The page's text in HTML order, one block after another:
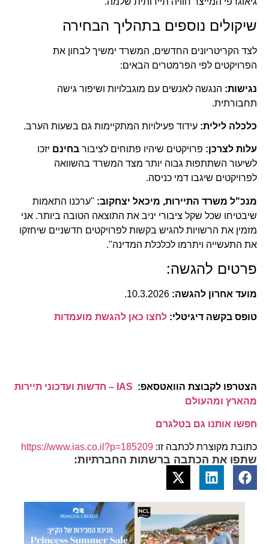
שיקולים נוספים בתהליך הבחירה
לצד הקריטריונים החדשים, המשרד ימשיך לבחון את
הפרויקטים לפי הפרמטרים הבאים:
נגישות: הנגשה לאנשים עם מוגבלויות ושיפור גישה
תחבורתית.
כלכלה לילית: עידוד פעילויות המתקיימות גם בשעות הערב.
עלות לצרכן: פרויקטים שיהיו פתוחים לציבור בחינם יזכו
לשיעור השתתפות גבוה יותר מצד המשרד בהשוואה
לפרויקטים שיגבו דמי כניסה.
מנכ"ל משרד התיירות, מיכאל יצחקוב: "ערכנו התאמות
שיבטיחו שכל שקל ציבורי יניב את התוצאה הטובה ביותר. אני
מזמין את הרשויות להגיש בקשות לפרויקטים חדשניים שיחזקו
את התעשייה ויתרמו לכלכלת המדינה".
פרטים להגשה:
מועד אחרון להגשה:
טופס בקשה דיגיטלי: לחצו כאן להגשת מועמדות
הצטרפו לקבוצת הוואטסאפ:
IAS – חדשות ועדכוני תיירות
מהארץ ומהעולם
חפשו אותנו גם בטלגרם
כתובת מקוצרת לכתבה זו: https://www.ias.co.il?p=185209
שתפו את הכתבה ברשתות החברתיות: